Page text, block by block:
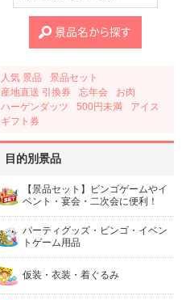
人気 景品
景品セット
産地直送 引換券
忘年会
お肉
ハーゲンダッツ
500円未満
アイス
ギフト券
目的別景品
【景品セット】ビンゴゲームやイ
ベント・宴会・二次会に便利！
パーティグッズ・ビンゴ・イベン
トゲーム用品
仮装・衣装・着ぐるみ